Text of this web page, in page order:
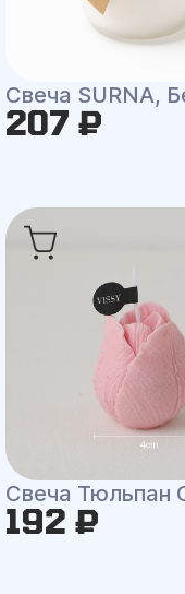
Свеча SURNA,
207 ₽
Свеча Тюльпан
192 ₽